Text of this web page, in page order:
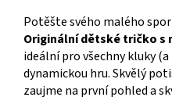
Potěšte svého malého
Originální dětské tričko s
ideální pro všechny kluky
dynamickou hru. Skvělý
zaujme na první pohled a